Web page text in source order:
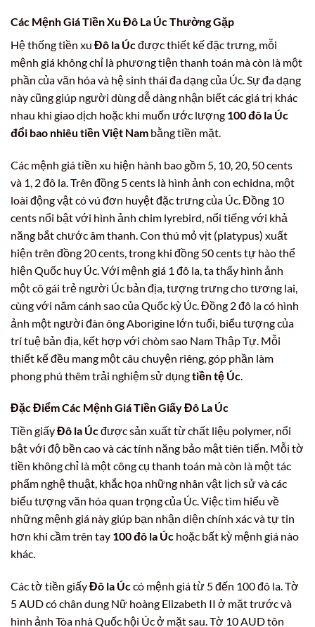
Các Mệnh Giá Tiền Xu Đô La Úc Thường Gặp
Hệ thống tiền xu Đô la Úcđược thiết kế đặc trưng, mỗi
mệnh giá không chỉ là phương tiện thanh toán mà còn là một
phần của văn hóa và hệ sinh thái đa dạng của Úc. Sự đa dạng
này cũng giúp người dùng dễ dàng nhận biết các giá trị khác
nhau khi giao dịch hoặc khi muốn ước lượng 100 đô la Úc
đổi bao nhiêu tiền Việt Nam bằng tiền mặt.
Các mệnh giá tiền xu hiện hành bao gồm 5, 10, 20, 50 cents
và 1, 2 đô la. Trên đồng 5 cents là hình ảnh con echidna, một
loài động vật có vú đơn huyệt đặc trưng của Úc. Đồng 10
cents nổi bật với hình ảnh chim lyrebird, nổi tiếng với khả
năng bắt chước âm thanh. Con thú mỏ vịt (platypus) xuất
hiện trên đồng 20 cents, trong khi đồng 50 cents tự hào thể
hiện Quốc huy Úc. Với mệnh giá 1 đô la, ta thấy hình ảnh
một cô gái trẻ người Úc bản địa, tượng trưng cho tương lai,
cùng với năm cánh sao của Quốc kỳ Úc. Đồng 2 đô la có hình
ảnh một người đàn ông Aborigine lớn tuổi, biểu tượng của
trí tuệ bản địa, kết hợp với chòm sao Nam Thập Tự. Mỗi
thiết kế đều mang một câu chuyện riêng, góp phần làm
phong phú thêm trải nghiệm sử dụngtiền tệ Úc
Đặc Điểm Các Mệnh Giá Tiền Giấy Đô La Úc
Tiền giấyĐô la Úcđược sản xuất từ chất liệu polymer, nổi
bật với độ bền cao và các tính năng bảo mật tiên tiến. Mỗi tờ
tiền không chỉ là một công cụ thanh toán mà còn là một tác
phẩm nghệ thuật, khắc họa những nhân vật lịch sử và các
biểu tượng văn hóa quan trọng của Úc. Việc tìm hiểu về
những mệnh giá này giúp bạn nhận diện chính xác và tự tin
hơn khi cầm trên tay 100 đô la Úc hoặc bất kỳ mệnh giá nào
khác.
Các tờ tiền giấyĐô la Úccó mệnh giá từ 5 đến 100 đô la. Tờ
5 AUD có chân dung Nữ hoàng Elizabeth II ở mặt trước và
hình ảnh Tòa nhà Quốc hội Úc ở mặt sau. Tờ 10 AUD tôn